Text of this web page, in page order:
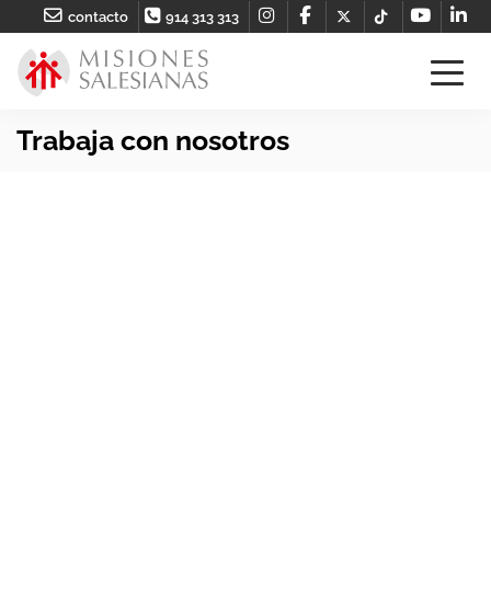
contacto 914 313 313
Trabaja con nosotros